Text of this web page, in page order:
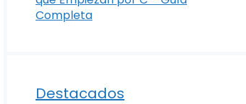
Completa
Destacados